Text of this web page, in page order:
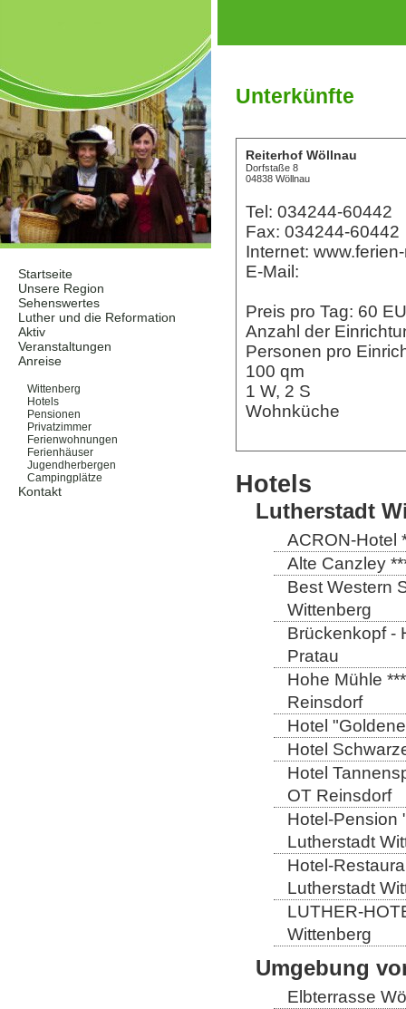
Startseite
Unsere Region
Sehenswertes
Luther und die Reformation
Aktiv
Veranstaltungen
Anreise
Wittenberg
Hotels
Pensionen
Privatzimmer
Ferienwohnungen
Ferienhäuser
Jugendherbergen
Campingplätze
Kontakt
Unterkünfte
Reiterhof Wöllnau
Dorfstaße 8
04838 Wöllnau
Tel: 034244-60442
Fax: 034244-60442
Internet:
E-Mail:
Preis pro Tag: 60
Anzahl der
Personen pro
100 qm
1 W, 2 S
Wohnküche
Hotels
Lutherstadt
ACRON-Hotel
Alte Canzley
Best Western
Wittenberg
Brückenkopf -
Pratau
Hohe Mühle
Reinsdorf
Hotel
Hotel
Hotel
OT Reinsdorf
Hotel-Pension
Lutherstadt
Hotel-
Lutherstadt
LUTHER-
Wittenberg
Umgebung
Elbterrasse